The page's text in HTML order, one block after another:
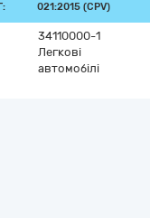
021:2015 (CPV)
34110000-1
Легкові
автомобілі